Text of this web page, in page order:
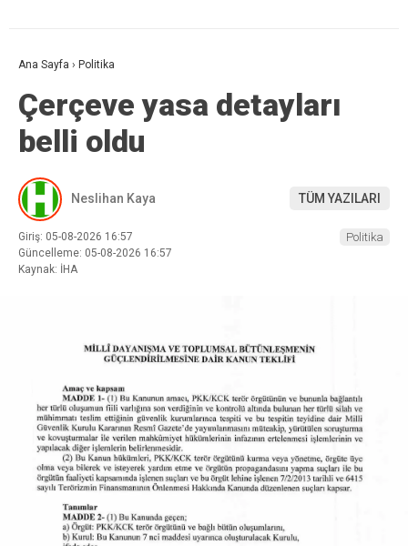
Ana Sayfa › Politika
Çerçeve yasa detayları
belli oldu
Neslihan Kaya TÜM YAZILARI
Giriş: 05-08-2026 16:57
Güncelleme: 05-08-2026 16:57
Kaynak: İHA
Politika